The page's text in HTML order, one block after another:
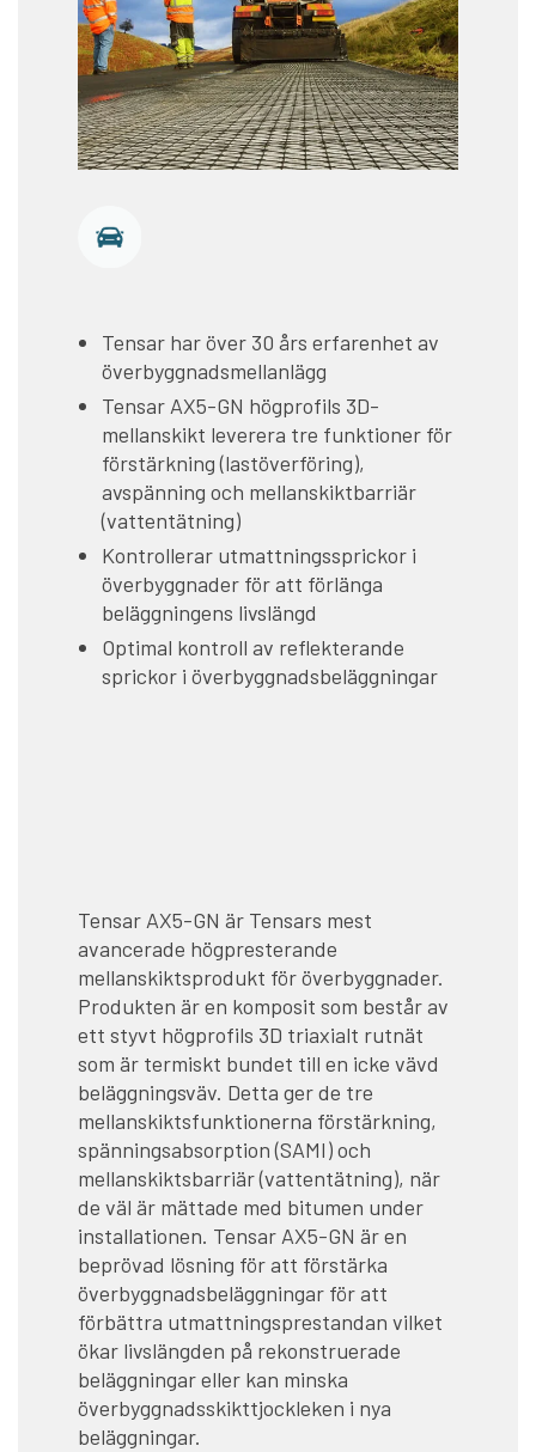
Tensar har över 30 års erfarenhet av
överbyggnadsmellanlägg
Tensar AX5-GN högprofils 3D-
mellanskikt leverera tre funktioner för
förstärkning (lastöverföring),
avspänning och mellanskiktbarriär
(vattentätning)
Kontrollerar utmattningssprickor i
överbyggnader för att förlänga
beläggningens livslängd
Optimal kontroll av reflekterande
sprickor i överbyggnadsbeläggningar
Tensar AX5-GN är Tensars mest
avancerade högpresterande
mellanskiktsprodukt för överbyggnader.
Produkten är en komposit som består av
ett styvt högprofils 3D triaxialt rutnät
som är termiskt bundet till en icke vävd
beläggningsväv. Detta ger de tre
mellanskiktsfunktionerna förstärkning,
spänningsabsorption (SAMI) och
mellanskiktsbarriär (vattentätning), när
de väl är mättade med bitumen under
installationen. Tensar AX5-GN är en
beprövad lösning för att förstärka
överbyggnadsbeläggningar för att
förbättra utmattningsprestandan vilket
ökar livslängden på rekonstruerade
beläggningar eller kan minska
överbyggnadsskikttjockleken i nya
beläggningar.